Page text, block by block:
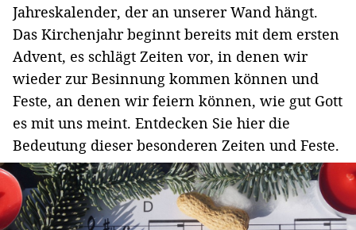
Jahreskalender, der an unserer Wand hängt.
Das Kirchenjahr beginnt bereits mit dem ersten
Advent, es schlägt Zeiten vor, in denen wir
wieder zur Besinnung kommen können und
Feste, an denen wir feiern können, wie gut Gott
es mit uns meint. Entdecken Sie hier die
Bedeutung dieser besonderen Zeiten und Feste.